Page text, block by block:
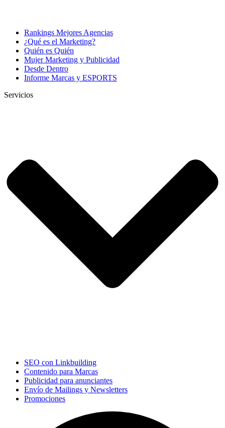
Rankings Mejores Agencias
¿Qué es el Marketing?
Quién es Quién
Mujer Marketing y Publicidad
Desde Dentro
Informe Marcas y ESPORTS
Servicios
SEO con Linkbuilding
Contenido para Marcas
Publicidad para anunciantes
Envío de Mailings y Newsletters
Promociones